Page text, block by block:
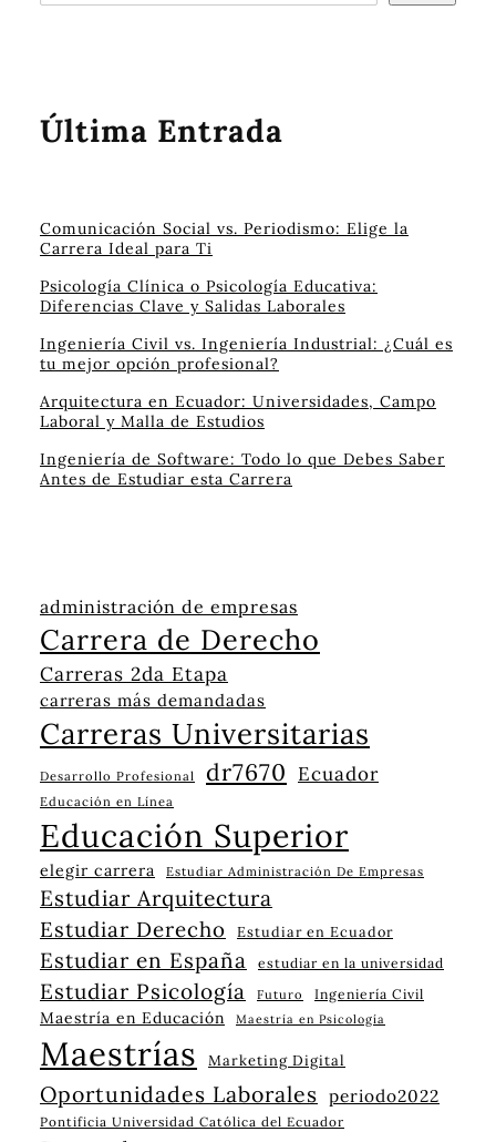
Última Entrada
Comunicación Social vs. Periodismo: Elige la
Carrera Ideal para Ti
Psicología Clínica o Psicología Educativa:
Diferencias Clave y Salidas Laborales
Ingeniería Civil vs. Ingeniería Industrial: ¿Cuál es
tu mejor opción profesional?
Arquitectura en Ecuador: Universidades, Campo
Laboral y Malla de Estudios
Ingeniería de Software: Todo lo que Debes Saber
Antes de Estudiar esta Carrera
administración de empresas
Carrera de Derecho
Carreras 2da Etapa
carreras más demandadas
Carreras Universitarias
Desarrollo Profesional dr7670 Ecuador
Educación en Línea
Educación Superior
elegir carrera Estudiar Administración De Empresas
Estudiar Arquitectura
Estudiar Derecho
Estudiar en Ecuador
Estudiar en España estudiar en la universidad
Estudiar Psicología Futuro Ingeniería Civil
Maestría en Educación Maestría en Psicología
Maestrías Marketing Digital
Oportunidades Laborales periodo2022
Pontificia Universidad Católica del Ecuador